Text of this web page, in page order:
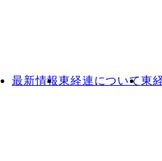
最新情報東経連について東